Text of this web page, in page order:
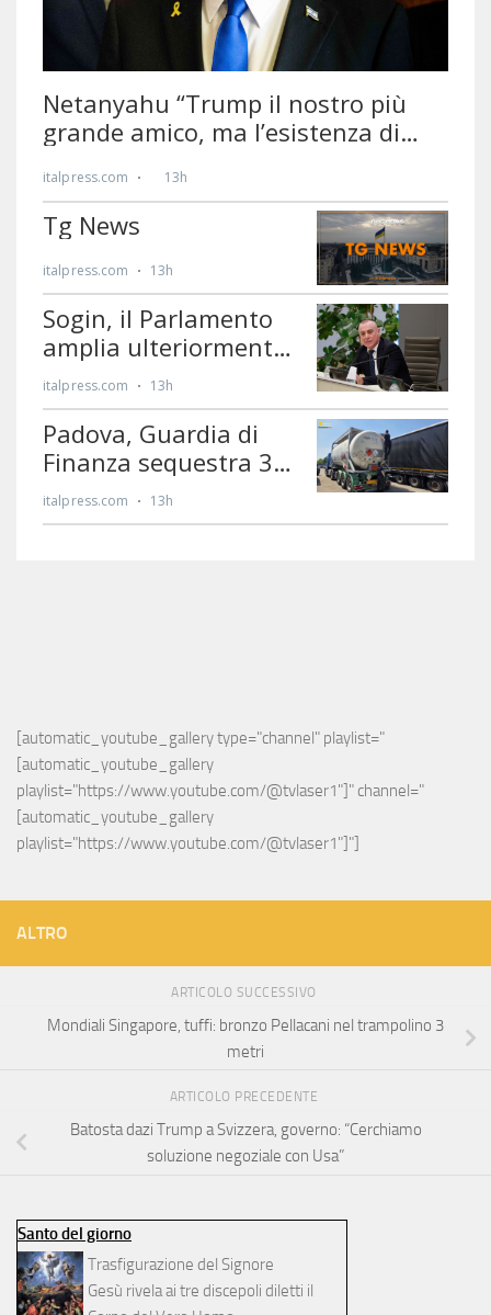
[automatic_youtube_gallery type="channel" playlist="
[automatic_youtube_gallery
playlist="https://www.youtube.com/@tvlaser1"]" channel="
[automatic_youtube_gallery
playlist="https://www.youtube.com/@tvlaser1"]"]
ALTRO
ARTICOLO SUCCESSIVO
Mondiali Singapore, tuffi: bronzo Pellacani nel trampolino 3
metri
ARTICOLO PRECEDENTE
Batosta dazi Trump a Svizzera, governo: “Cerchiamo
soluzione negoziale con Usa”
Santo del giorno
Trasfigurazione del Signore
Gesù rivela ai tre discepoli diletti il